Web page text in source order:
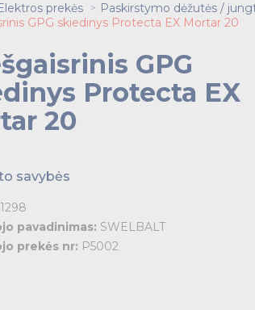
prekės Paskirstymo dėžutės /
GPG skiedinys Protecta EX Mortar 20
GPG
Protecta EX
20
savybės
pavadinimas: SWELBALT
prekės nr: P5002